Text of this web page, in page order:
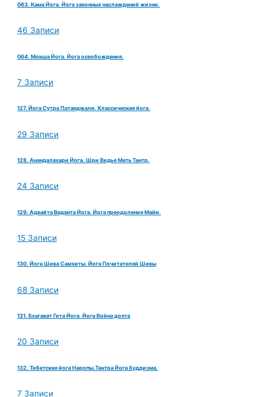
063. Кама Йога. Йога законных наслаждений жизни.
46 Записи
064. Мокша Йога. Йога освобождения.
7 Записи
127. Йога Сутра Патанджали. Классическая йога.
29 Записи
128. Анандалахари Йога. Шри Видья Мать Тантр.
24 Записи
129. Адвайта Веданта Йога. Йога преодоления Майи.
15 Записи
130. Йога Шива Самхиты. Йога Почитателей Шивы
68 Записи
131. Бхагават Гита Йога. Йога Война долга
20 Записи
132. Тибетская йога Наропы.Тантра Йога буддизма.
7 Записи